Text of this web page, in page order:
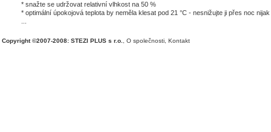
* snažte se udržovat relativní vlhkost na 50 %
* optimální úpokojová teplota by neměla klesat pod 21 °C - nesnižujte ji přes noc nijak
Copyright ©2007-2008: STEZI PLUS s r.o. O společnosti Kontakt